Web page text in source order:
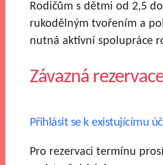
Rodičům s dětmi od 2,5
rukodělným tvořením a
nutná aktivní spolupráce
Závazná
Přihlásit se k existujícímu
Pro rezervaci termínu